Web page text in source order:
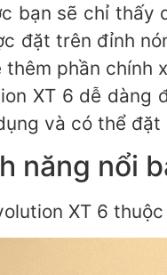
bạn sẽ chỉ thấy
đặt trên đỉnh
thêm phần chính
XT 6 dễ
và có thể
năng nổi
XT 6